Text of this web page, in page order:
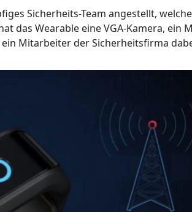
Sicherheits-Team angestellt,
das Wearable eine VGA-Kamera, ein
Mitarbeiter der Sicherheitsfirma